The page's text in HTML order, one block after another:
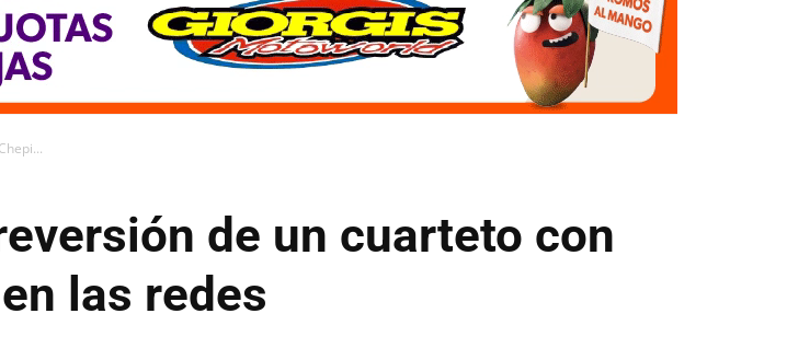
de un cuarteto con
las redes